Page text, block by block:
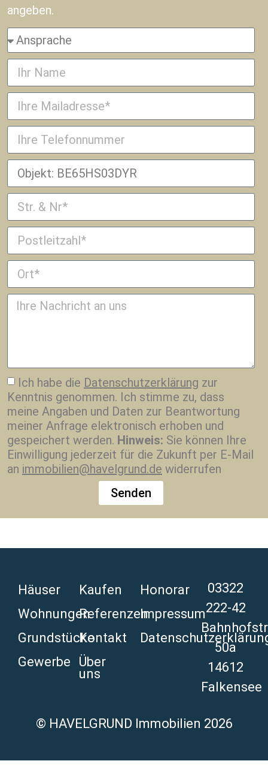
angeben.
Ich habe die Datenschutzerklärung zur
Kenntnis genommen. Ich stimme zu, dass
meine Angaben und Daten zur Beantwortung
meiner Anfrage elektronisch erhoben und
gespeichert werden. Hinweis: Sie können Ihre
Einwilligung jederzeit für die Zukunft per E-Mail
an immobilien@havelgrund.de widerrufen
Senden
Häuser
Wohnungen
Grundstücke
Gewerbe
Kaufen
Referenzen
Kontakt
Über
uns
Honorar
Impressum
03322
222-42
50a
14612
Falkensee
© HAVELGRUND Immobilien 2026